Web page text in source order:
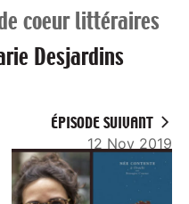
coeur littéraires
Desjardins
ÉPISODE SUIVANT
12 Nov 2019